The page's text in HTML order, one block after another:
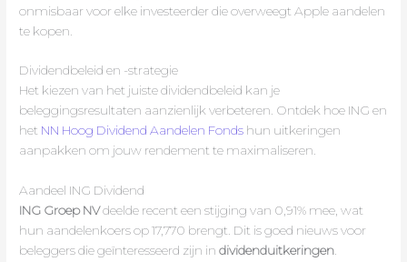
onmisbaar voor elke investeerder die overweegt Apple aandelen
te kopen.
Dividendbeleid en -strategie
Het kiezen van het juiste dividendbeleid kan je
beleggingsresultaten aanzienlijk verbeteren. Ontdek hoe ING en
het NN Hoog Dividend Aandelen Fonds hun uitkeringen
aanpakken om jouw rendement te maximaliseren.
Aandeel ING Dividend
ING Groep NVdeelde recent een stijging van 0,91% mee, wat
hun aandelenkoers op 17,770 brengt. Dit is goed nieuws voor
beleggers die geïnteresseerd zijn individenduitkeringen.